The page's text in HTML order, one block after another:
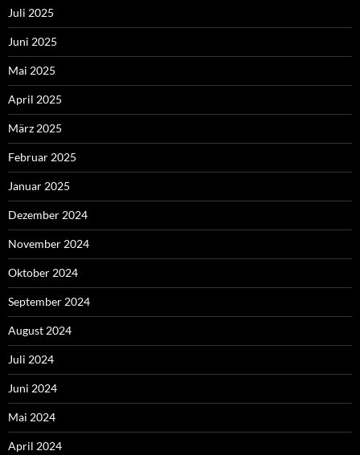
Juli 2025
Juni 2025
Mai 2025
April 2025
März 2025
Februar 2025
Januar 2025
Dezember 2024
November 2024
Oktober 2024
September 2024
August 2024
Juli 2024
Juni 2024
Mai 2024
April 2024